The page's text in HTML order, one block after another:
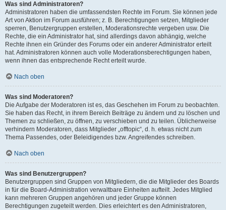
Was sind Administratoren?
Administratoren haben die umfassendsten Rechte im Forum. Sie können jede
Art von Aktion im Forum ausführen; z. B. Berechtigungen setzen, Mitglieder
sperren, Benutzergruppen erstellen, Moderationsrechte vergeben usw. Die
Rechte, die ein Administrator hat, sind allerdings davon abhängig, welche
Rechte ihnen ein Gründer des Forums oder ein anderer Administrator erteilt
hat. Administratoren können auch volle Moderationsberechtigungen haben,
wenn ihnen das entsprechende Recht erteilt wurde.
Nach oben
Was sind Moderatoren?
Die Aufgabe der Moderatoren ist es, das Geschehen im Forum zu beobachten.
Sie haben das Recht, in ihrem Bereich Beiträge zu ändern und zu löschen und
Themen zu schließen, zu öffnen, zu verschieben und zu teilen. Üblicherweise
verhindern Moderatoren, dass Mitglieder „offtopic“, d. h. etwas nicht zum
Thema Passendes, oder Beleidigendes bzw. Angreifendes schreiben.
Nach oben
Was sind Benutzergruppen?
Benutzergruppen sind Gruppen von Mitgliedern, die die Mitglieder des Boards
in für die Board-Administration verwaltbare Einheiten aufteilt. Jedes Mitglied
kann mehreren Gruppen angehören und jeder Gruppe können
Berechtigungen zugeteilt werden. Dies erleichtert es den Administratoren,